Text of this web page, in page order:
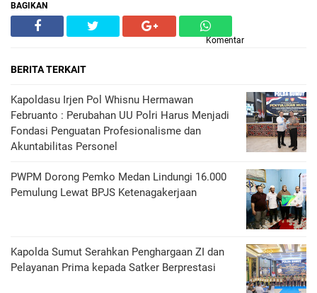
BAGIKAN
Komentar
BERITA TERKAIT
Kapoldasu Irjen Pol Whisnu Hermawan
Februanto : Perubahan UU Polri Harus Menjadi
Fondasi Penguatan Profesionalisme dan
Akuntabilitas Personel
PWPM Dorong Pemko Medan Lindungi 16.000
Pemulung Lewat BPJS Ketenagakerjaan
Kapolda Sumut Serahkan Penghargaan ZI dan
Pelayanan Prima kepada Satker Berprestasi